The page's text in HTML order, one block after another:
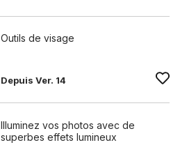
Outils de visage
Depuis Ver. 14
Illuminez vos photos avec de
superbes effets lumineux